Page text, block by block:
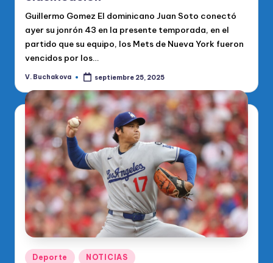
Guillermo Gomez El dominicano Juan Soto conectó
ayer su jonrón 43 en la presente temporada, en el
partido que su equipo, los Mets de Nueva York fueron
vencidos por los…
Publicado
V. Buchakova septiembre 25, 2025
Publicado
Deporte NOTICIAS